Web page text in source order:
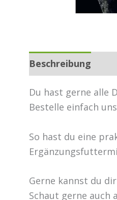
Beschreibung
Du hast gerne alle
Bestelle einfach
So hast du eine
Gerne kannst du
Schaut gerne auch